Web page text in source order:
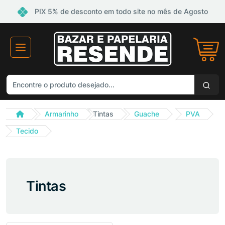
PIX 5% de desconto em todo site no mês de Agosto
Armarinho Tintas Guache
PVA
Tecido
Tintas